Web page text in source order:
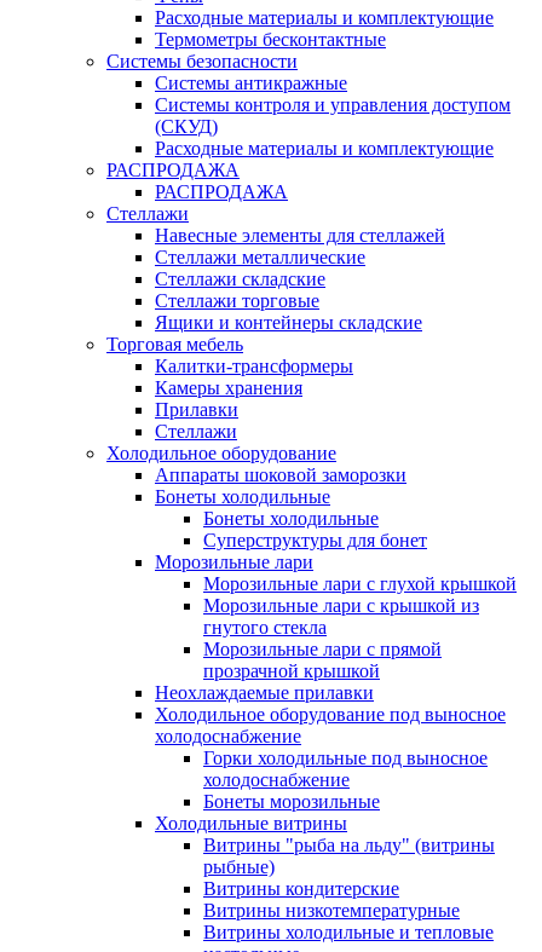
Расходные материалы и комплектующие
Термометры бесконтактные
Системы безопасности
Системы антикражные
Системы контроля и управления доступом
(СКУД)
Расходные материалы и комплектующие
РАСПРОДАЖА
РАСПРОДАЖА
Стеллажи
Навесные элементы для стеллажей
Стеллажи металлические
Стеллажи складские
Стеллажи торговые
Ящики и контейнеры складские
Торговая мебель
Калитки-трансформеры
Камеры хранения
Прилавки
Стеллажи
Холодильное оборудование
Аппараты шоковой заморозки
Бонеты холодильные
Бонеты холодильные
Суперструктуры для бонет
Морозильные лари
Морозильные лари с глухой крышкой
Морозильные лари с крышкой из
гнутого стекла
Морозильные лари с прямой
прозрачной крышкой
Неохлаждаемые прилавки
Холодильное оборудование под выносное
холодоснабжение
Горки холодильные под выносное
холодоснабжение
Бонеты морозильные
Холодильные витрины
Витрины "рыба на льду" (витрины
рыбные)
Витрины кондитерские
Витрины низкотемпературные
Витрины холодильные и тепловые